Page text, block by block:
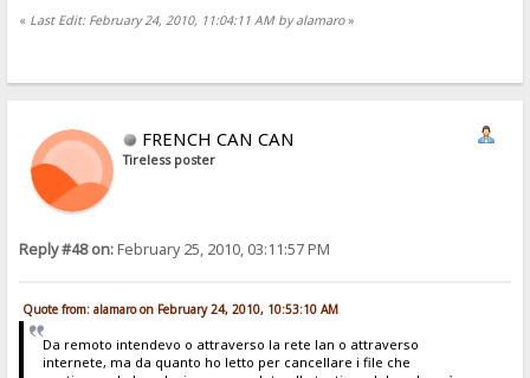
« Last Edit: February 24, 2010, 11:04:11 AM by alamaro»
FRENCH CAN CAN
Tireless poster
Reply #48 on:February 25, 2010, 03:11:57 PM
Quote from: alamaro on February 24, 2010, 10:53:10 AM
Da remoto intendevo o attraverso la rete lan o attraverso
internete, ma da quanto ho letto per cancellare i file che